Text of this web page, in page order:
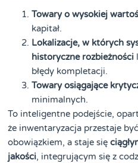
Towary o wysokiej
kapitał.
Lokalizacje, w których
historyczne rozbieżności
błędy kompletacji.
Towary osiągające
minimalnych.
To inteligentne podejście,
że inwentaryzacja przestaje
obowiązkiem, a staje się
jakości, integrującym się z